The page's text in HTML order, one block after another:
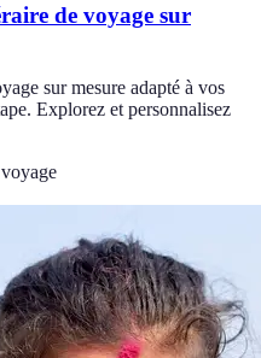
de voyage sur
sur mesure adapté à vos
Explorez et personnalisez